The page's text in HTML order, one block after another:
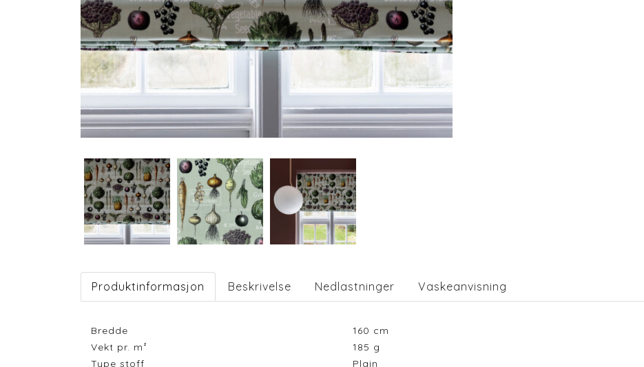
Produktinformasjon Beskrivelse Nedlastninger Vaskeanvisning
Bredde 160 cm
Vekt pr. m²
185 g
Type stoff
Plain